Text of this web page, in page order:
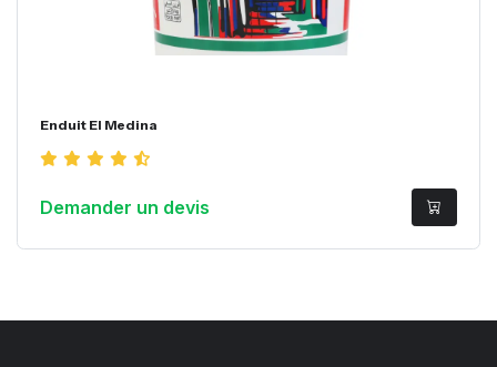
Enduit El Medina
Demander un devis